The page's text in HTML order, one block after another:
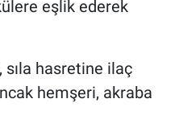
eşlik ederek
hasretine ilaç
hemşeri, akraba